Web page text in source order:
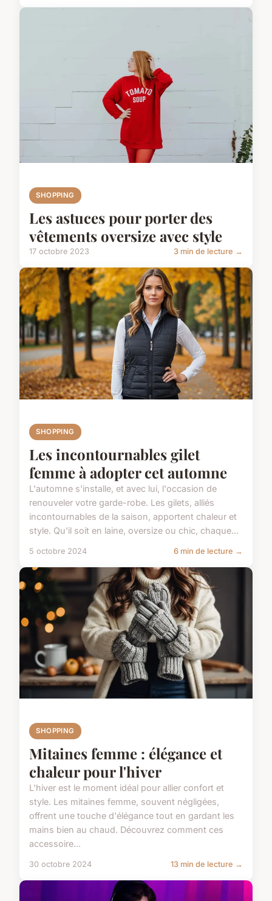
SHOPPING
Les astuces pour porter des
vêtements oversize avec style
17 octobre 2023 3 min de lecture →
SHOPPING
Les incontournables gilet
femme à adopter cet automne
L'automne s'installe, et avec lui, l'occasion de
renouveler votre garde-robe. Les gilets, alliés
incontournables de la saison, apportent chaleur et
style. Qu'il soit en laine, oversize ou chic, chaque...
5 octobre 2024 6 min de lecture →
SHOPPING
Mitaines femme : élégance et
chaleur pour l'hiver
L'hiver est le moment idéal pour allier confort et
style. Les mitaines femme, souvent négligées,
offrent une touche d'élégance tout en gardant les
mains bien au chaud. Découvrez comment ces
accessoire...
30 octobre 2024 13 min de lecture →